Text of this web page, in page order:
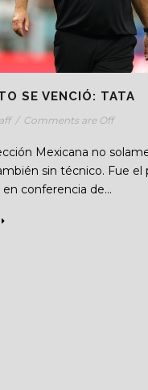
SE VENCIÓ: TATA
/ Comments are Off
Mexicana no
sin técnico. Fue el
conferencia de...